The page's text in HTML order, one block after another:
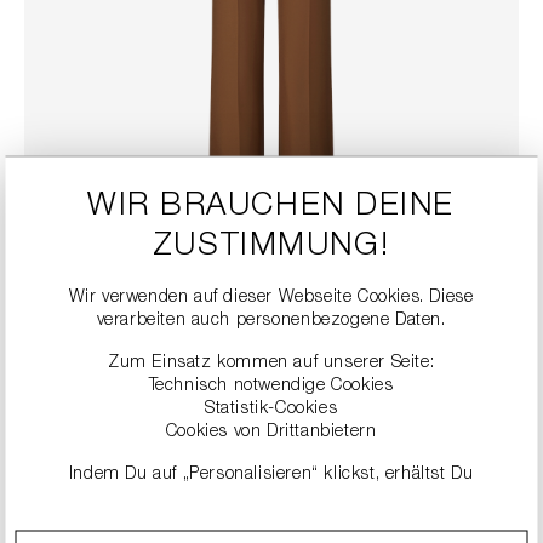
269,99 € inkl. MwSt.
pecan
44 46 48
WIR BRAUCHEN DEINE
ZUSTIMMUNG!
Wir verwenden auf dieser Webseite Cookies. Diese
verarbeiten auch personenbezogene Daten.
Zum Einsatz kommen auf unserer Seite:
Technisch notwendige Cookies
Statistik-Cookies
Cookies von Drittanbietern
Indem Du auf „Personalisieren“ klickst, erhältst Du